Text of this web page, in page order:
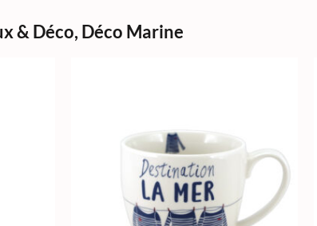
& Déco, Déco Marine